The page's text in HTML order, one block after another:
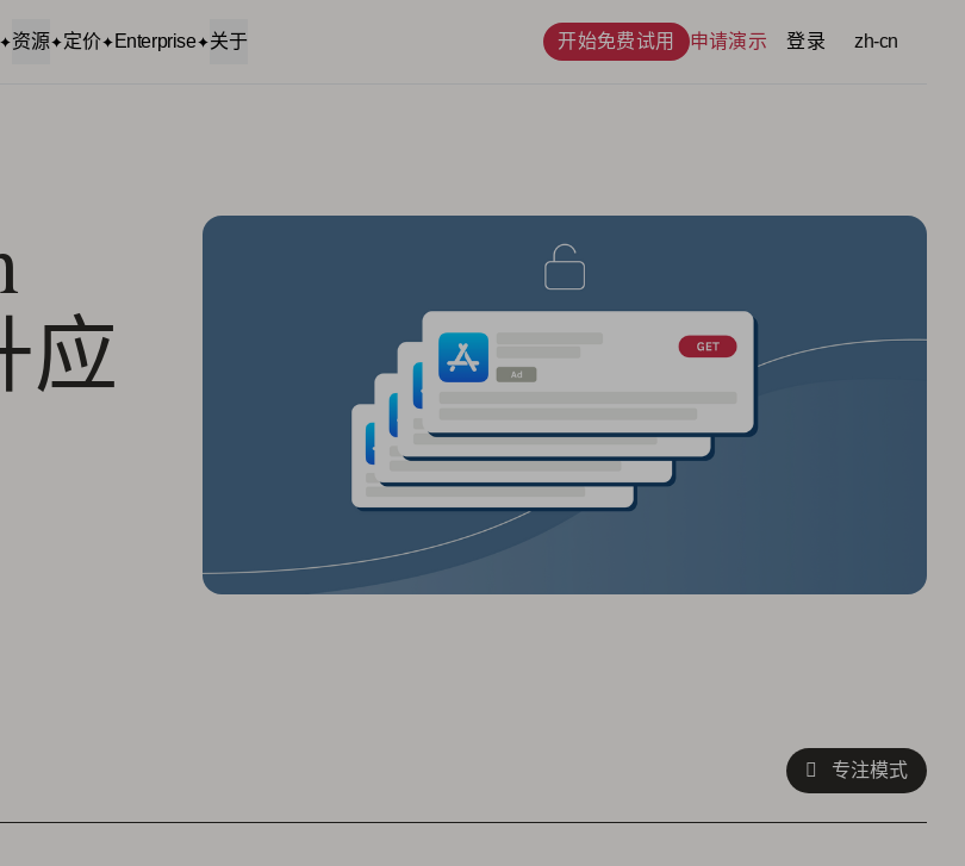
资源 定价 Enterprise 关于 开始免费试用 申请演示 登录 语言
zh-cn
应
专注模式